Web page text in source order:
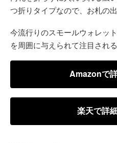
つ折りタイプなので、お札の出
今流行りのスモールウォレッ
を周囲に与えられて注目され
Amazonで
楽天で詳